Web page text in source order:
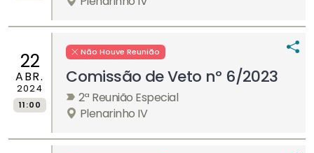
22
ABR.
2024
11:00
Não Houve Reunião
Comissão de Veto nº 6/2023
2ª Reunião Especial
Plenarinho IV